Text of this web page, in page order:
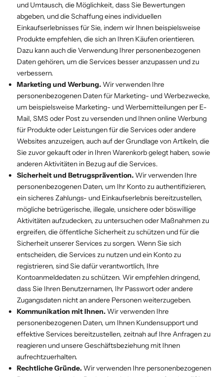
und Umtausch, die Möglichkeit, dass Sie Bewertungen
abgeben, und die Schaffung eines individuellen
Einkaufserlebnisses für Sie, indem wir Ihnen beispielsweise
Produkte empfehlen, die sich an Ihren Käufen orientieren.
Dazu kann auch die Verwendung Ihrer personenbezogenen
Daten gehören, um die Services besser anzupassen und zu
verbessern.
Marketing und Werbung.Wir verwenden Ihre
personenbezogenen Daten für Marketing- und Werbezwecke,
um beispielsweise Marketing- und Werbemitteilungen per E-
Mail, SMS oder Post zu versenden und Ihnen online Werbung
für Produkte oder Leistungen für die Services oder andere
Websites anzuzeigen, auch auf der Grundlage von Artikeln, die
Sie zuvor gekauft oder in Ihren Warenkorb gelegt haben, sowie
anderen Aktivitäten in Bezug auf die Services.
Sicherheit und Betrugsprävention.Wir verwenden Ihre
personenbezogenen Daten, um Ihr Konto zu authentifizieren,
ein sicheres Zahlungs- und Einkaufserlebnis bereitzustellen,
mögliche betrügerische, illegale, unsichere oder böswillige
Aktivitäten aufzudecken, zu untersuchen oder Maßnahmen zu
ergreifen, die öffentliche Sicherheit zu schützen und für die
Sicherheit unserer Services zu sorgen. Wenn Sie sich
entscheiden, die Services zu nutzen und ein Konto zu
registrieren, sind Sie dafür verantwortlich, Ihre
Kontoanmeldedaten zu schützen. Wir empfehlen dringend,
dass Sie Ihren Benutzernamen, Ihr Passwort oder andere
Zugangsdaten nicht an andere Personen weiterzugeben.
Kommunikation mit Ihnen.Wir verwenden Ihre
personenbezogenen Daten, um Ihnen Kundensupport und
effektive Services bereitzustellen, zeitnah auf Ihre Anfragen zu
reagieren und unsere Geschäftsbeziehung mit Ihnen
aufrechtzuerhalten.
Rechtliche Gründe.Wir verwenden Ihre personenbezogenen